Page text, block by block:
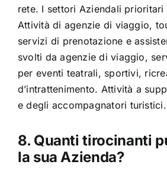
rete. I settori Aziendali prioritari
Attività di agenzie di viaggio,
servizi di prenotazione e
svolti da agenzie di viaggio,
per eventi teatrali, sportivi,
d’intrattenimento. Attività a
e degli accompagnatori turistici.
8. Quanti tirocinanti
la sua Azienda?